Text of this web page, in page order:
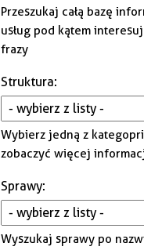
Gminna Komisja
Problemów
Przeciwdziałania
Przeszukaj całą bazę
usług pod kątem
frazy
Struktura:
Wybierz jedną z
zobaczyć więcej
Sprawy:
Wyszukaj sprawy po